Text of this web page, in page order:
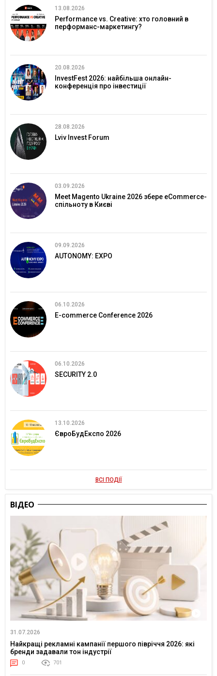
13.08.2026
Performance vs. Creative: хто головний в
перформанс-маркетингу?
20.08.2026
InvestFest 2026: найбільша онлайн-
конференція про інвестиції
28.08.2026
Lviv Invest Forum
03.09.2026
Meet Magento Ukraine 2026 збере eCommerce-
спільноту в Києві
09.09.2026
AUTONOMY: EXPO
06.10.2026
E-commerce Conference 2026
06.10.2026
SECURITY 2.0
13.10.2026
ЄвроБудЕкспо 2026
ВСІ ПОДІЇ
ВІДЕО
31.07.2026
Найкращі рекламні кампанії першого півріччя 2026: які
бренди задавали тон індустрії
0 701